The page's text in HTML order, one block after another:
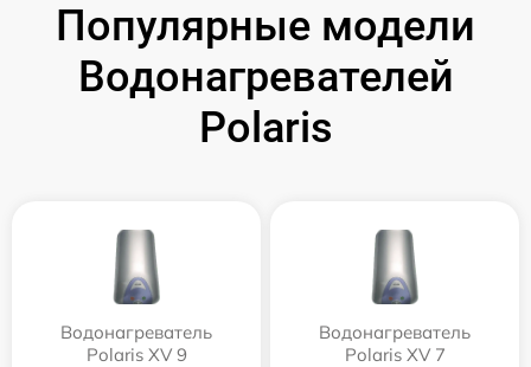
Популярные модели
Водонагревателей
Polaris
Водонагреватель
Polaris XV 9
Водонагреватель
Polaris XV 7